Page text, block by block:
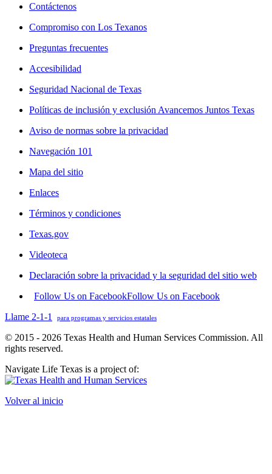
Contáctenos
Compromiso con Los Texanos
Preguntas frecuentes
Accesibilidad
Seguridad Nacional de Texas
Políticas de inclusión y exclusión Avancemos Juntos Texas
Aviso de normas sobre la privacidad
Navegación 101
Mapa del sitio
Enlaces
Términos y condiciones
Texas.gov
Videoteca
Declaración sobre la privacidad y la seguridad del sitio web
Follow Us on FacebookFollow Us on Facebook
Llame 2-1-1
para programas y servicios estatales
© 2015 - 2026 Texas Health and Human Services Commission. All
rights reserved.
Navigate Life Texas is a project of:
Volver al inicio